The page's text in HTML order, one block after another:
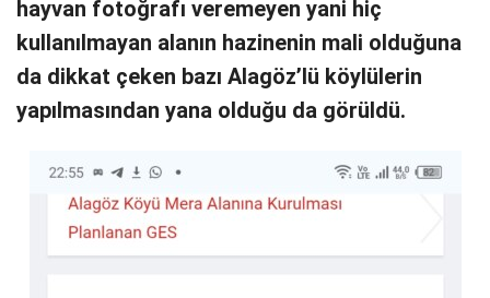
hayvan fotoğrafı veremeyen yani hiç
kullanılmayan alanın hazinenin mali olduğuna
da dikkat çeken bazı Alagöz’lü köylülerin
yapılmasından yana olduğu da görüldü.